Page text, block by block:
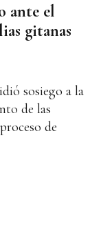
ante el
gitanas
sosiego a la
de las
de